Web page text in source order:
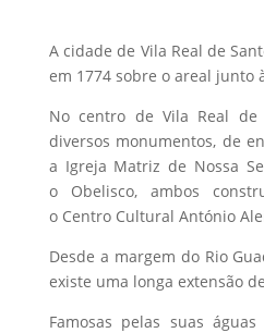
A cidade de Vila Real de
em 1774 sobre o areal junto
No centro de Vila Real de
diversos monumentos, de
a Igreja Matriz de Nossa
o Obelisco, ambos
o Centro Cultural António
Desde a margem do Rio
existe uma longa extensão
Famosas pelas suas